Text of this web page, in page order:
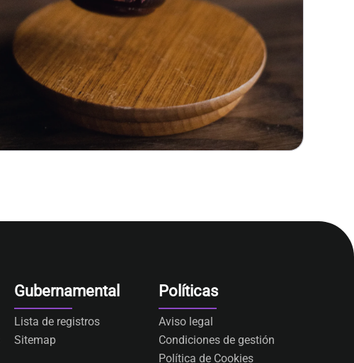
Gubernamental
Lista de registros
Sitemap
Políticas
Aviso legal
Condiciones de gestión
Política de Cookies